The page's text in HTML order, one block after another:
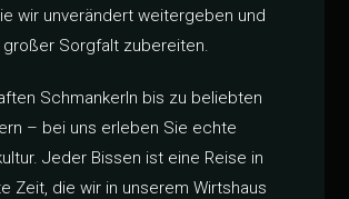
wir unverändert weitergeben und
großer Sorgfalt zubereiten.
Schmankerln bis zu beliebten
– bei uns erleben Sie echte
Jeder Bissen ist eine Reise in
Zeit, die wir in unserem Wirtshaus